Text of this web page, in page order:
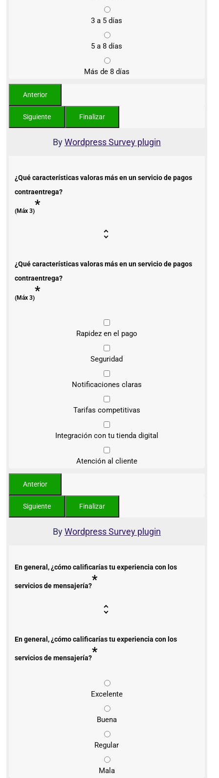
3 a 5 días
5 a 8 días
Más de 8 días
ByWordpress Survey plugin
¿Qué características valoras más en un servicio de pagos
contraentrega?
(Máx 3)*
¿Qué características valoras más en un servicio de pagos
contraentrega?
(Máx 3)*
Rapidez en el pago
Seguridad
Notificaciones claras
Tarifas competitivas
Integración con tu tienda digital
Atención al cliente
ByWordpress Survey plugin
En general, ¿cómo calificarías tu experiencia con los
servicios de mensajería?*
En general, ¿cómo calificarías tu experiencia con los
servicios de mensajería?*
Excelente
Buena
Regular
Mala